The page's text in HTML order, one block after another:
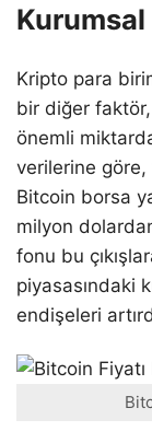
Kurumsal
Kripto para
bir diğer faktör,
önemli
verilerine göre,
Bitcoin borsa
milyon
fonu bu
piyasasındaki
endişeleri